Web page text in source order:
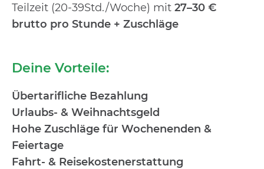
Teilzeit (20-39Std./Woche) mit 27–30 €
brutto pro Stunde + Zuschläge
Deine Vorteile:
Übertarifliche Bezahlung
Urlaubs- & Weihnachtsgeld
Hohe Zuschläge für Wochenenden &
Feiertage
Fahrt- & Reisekostenerstattung